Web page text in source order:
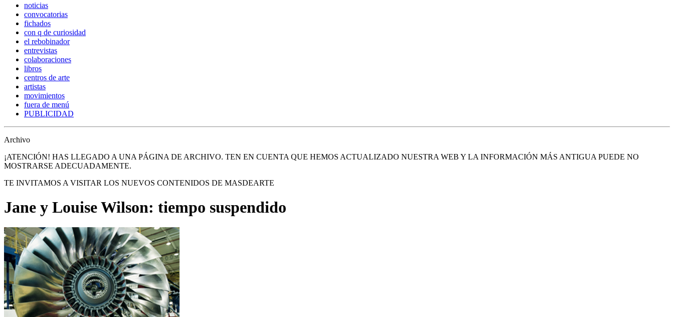
noticias
convocatorias
fichados
con q de curiosidad
el rebobinador
entrevistas
colaboraciones
libros
centros de arte
artistas
movimientos
fuera de menú
PUBLICIDAD
Archivo
¡ATENCIÓN! HAS LLEGADO A UNA PÁGINA DE ARCHIVO. TEN EN CUENTA QUE HEMOS ACTUALIZADO NUESTRA WEB Y LA INFORMACIÓN MÁS ANTIGUA PUEDE NO
MOSTRARSE ADECUADAMENTE.
TE INVITAMOS A VISITAR LOS NUEVOS CONTENIDOS DE MASDEARTE
Jane y Louise Wilson: tiempo suspendido